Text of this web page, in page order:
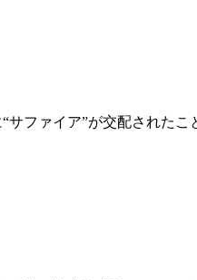
ファイア”が交配された